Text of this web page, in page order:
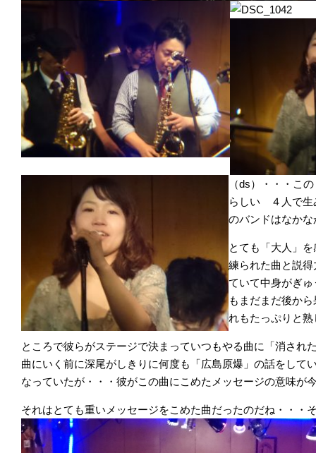
（ds）・・・こ
らしい ４人で生
のバンドはなか
とても「大人」
練られた曲と説
ていて中身がぎ
もまだまだ後か
れもたっぷりと熟
ところで彼らがステージで決まっていつもやる曲に「消され
曲にいく前に深尾がしきりに何度も「広島原爆」の話をし
なっていたが・・・彼がこの曲にこめたメッセージの意味が
それはとても重いメッセージをこめた曲だったのだね・・・